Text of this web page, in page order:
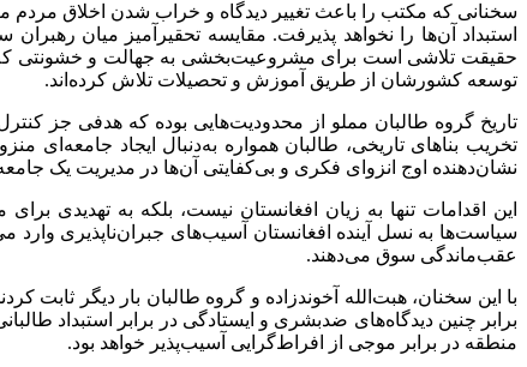
سخنانی که مکتب را باعث تغییر دیدگاه و خراب شدن اخلاق
استبداد آن‌ها را نخواهد پذیرفت. مقایسه تحقیرآمیز میان
حقیقت تلاشی است برای مشروعیت‌بخشی به جهالت و خشونتی که
توسعه کشورشان از طریق آموزش و تحصیلات تلاش کرده‌اند.
تاریخ گروه طالبان مملو از محدودیت‌هایی بوده که هدفی جز
تخریب بناهای تاریخی، طالبان همواره به‌دنبال ایجاد جامعه‌ای
نشان‌دهنده اوج انزوای فکری و بی‌کفایتی آن‌ها در مدیریت یک
این اقدامات تنها به زیان افغانستان نیست، بلکه به
سیاست‌ها به نسل آینده افغانستان آسیب‌های جبران‌ناپذیری
عقب‌ماندگی سوق می‌دهند.
با این سخنان، هبت‌الله آخوندزاده و گروه طالبان بار دیگر ثابت
برابر چنین دیدگاه‌های ضدبشری و ایستادگی در برابر استبداد
منطقه در برابر موجی از افراط‌گرایی آسیب‌پذیر خواهد بود.